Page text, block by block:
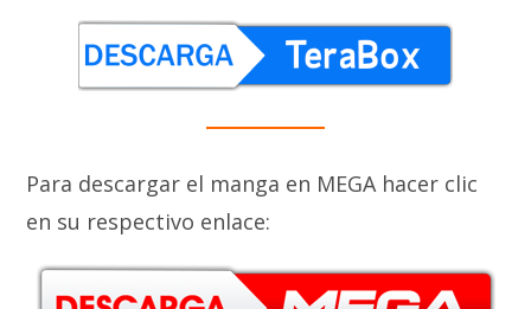
Para descargar el manga en MEGA hacer clic
en su respectivo enlace: